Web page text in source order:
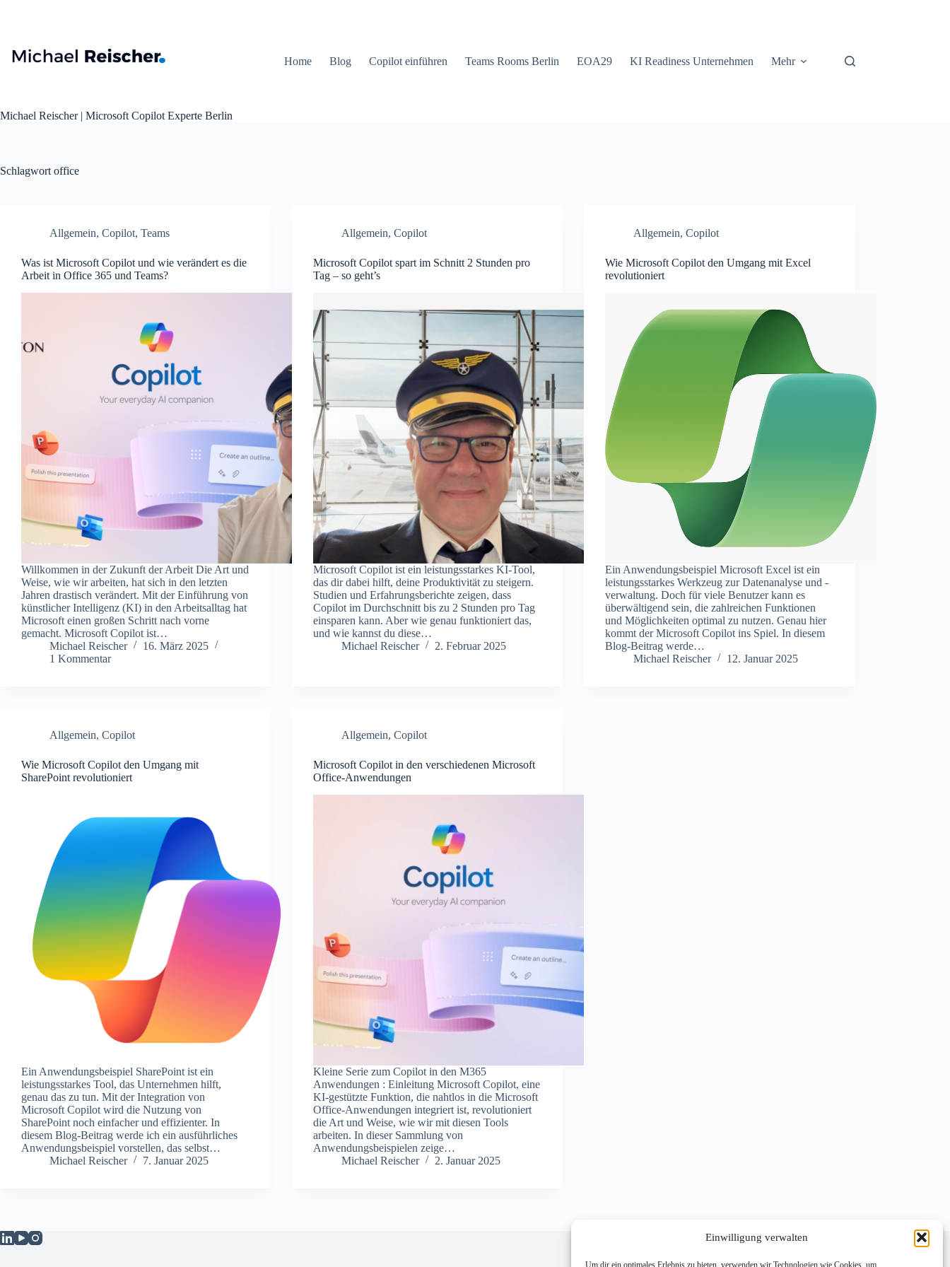
Einwilligung verwalten
Um dir ein optimales Erlebnis zu bieten, verwenden wir Technologien wie Cookies, um
Michael Reischer | Microsoft Copilot Experte Berlin
Home Blog Copilot einführen Teams Rooms Berlin EOA29 KI Readiness Unternehmen Mehr
Schlagwort office
Allgemein, Copilot, Teams
Was ist Microsoft Copilot und wie verändert es die
Arbeit in Office 365 und Teams?
Willkommen in der Zukunft der Arbeit Die Art und
Weise, wie wir arbeiten, hat sich in den letzten
Jahren drastisch verändert. Mit der Einführung von
künstlicher Intelligenz (KI) in den Arbeitsalltag hat
Microsoft einen großen Schritt nach vorne
gemacht. Microsoft Copilot ist…
Michael Reischer
16. März 2025
1 Kommentar
Allgemein,Copilot
Microsoft Copilot spart im Schnitt 2 Stunden pro
Tag – so geht’s
Microsoft Copilot ist ein leistungsstarkes KI-Tool,
das dir dabei hilft, deine Produktivität zu steigern.
Studien und Erfahrungsberichte zeigen, dass
Copilot im Durchschnitt bis zu 2 Stunden pro Tag
einsparen kann. Aber wie genau funktioniert das,
und wie kannst du diese…
Michael Reischer
2. Februar 2025
Allgemein,Copilot
Wie Microsoft Copilot den Umgang mit Excel
revolutioniert
Ein Anwendungsbeispiel Microsoft Excel ist ein
leistungsstarkes Werkzeug zur Datenanalyse und -
verwaltung. Doch für viele Benutzer kann es
überwältigend sein, die zahlreichen Funktionen
und Möglichkeiten optimal zu nutzen. Genau hier
kommt der Microsoft Copilot ins Spiel. In diesem
Blog-Beitrag werde…
Michael Reischer
12. Januar 2025
Allgemein, Copilot
Wie Microsoft Copilot den Umgang mit
SharePoint revolutioniert
Ein Anwendungsbeispiel SharePoint ist ein
leistungsstarkes Tool, das Unternehmen hilft,
genau das zu tun. Mit der Integration von
Microsoft Copilot wird die Nutzung von
SharePoint noch einfacher und effizienter. In
diesem Blog-Beitrag werde ich ein ausführliches
Anwendungsbeispiel vorstellen, das selbst…
Michael Reischer
7. Januar 2025
Allgemein,Copilot
Microsoft Copilot in den verschiedenen Microsoft
Office-Anwendungen
Kleine Serie zum Copilot in den M365
Anwendungen : Einleitung Microsoft Copilot, eine
KI-gestützte Funktion, die nahtlos in die Microsoft
Office-Anwendungen integriert ist, revolutioniert
die Art und Weise, wie wir mit diesen Tools
arbeiten. In dieser Sammlung von
Anwendungsbeispielen zeige…
Michael Reischer
2. Januar 2025
Datenschutzerklärung
microsoft copilot beratung